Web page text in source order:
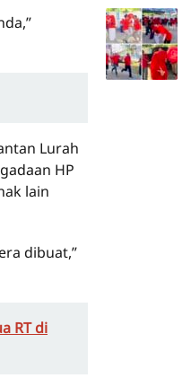
Lurah
HP
lain
dibuat,”
RT di